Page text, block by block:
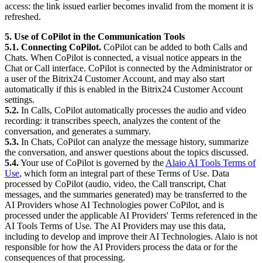
access: the link issued earlier becomes invalid from the moment it is
refreshed.
5. Use of CoPilot in the Communication Tools
5.1. Connecting CoPilot. CoPilot can be added to both Calls and
Chats. When CoPilot is connected, a visual notice appears in the
Chat or Call interface. CoPilot is connected by the Administrator or
a user of the Bitrix24 Customer Account, and may also start
automatically if this is enabled in the Bitrix24 Customer Account
settings.
5.2. In Calls, CoPilot automatically processes the audio and video
recording: it transcribes speech, analyzes the content of the
conversation, and generates a summary.
5.3. In Chats, CoPilot can analyze the message history, summarize
the conversation, and answer questions about the topics discussed.
5.4.Your use of CoPilot is governed by the Alaio AI Tools Terms of
Use, which form an integral part of these Terms of Use. Data
processed by CoPilot (audio, video, the Call transcript, Chat
messages, and the summaries generated) may be transferred to the
AI Providers whose AI Technologies power CoPilot, and is
processed under the applicable AI Providers' Terms referenced in the
AI Tools Terms of Use. The AI Providers may use this data,
including to develop and improve their AI Technologies. Alaio is not
responsible for how the AI Providers process the data or for the
consequences of that processing.